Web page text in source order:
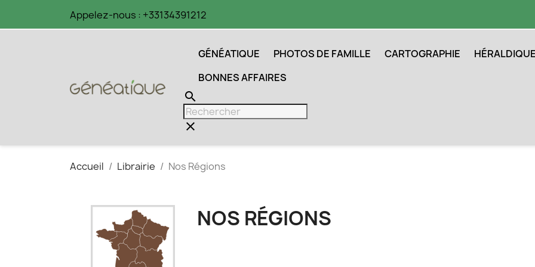
Appelez-nous : +33134391212
GÉNÉATIQUE PHOTOS DE FAMILLE CARTOGRAPHIE
BONNES AFFAIRES
search
clear
Accueil Librairie Nos Régions
NOS RÉGIONS